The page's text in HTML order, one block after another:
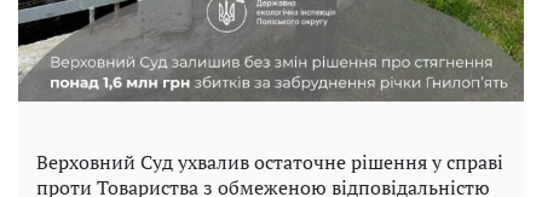
Верховний Суд ухвалив остаточне рішення у справі
проти Товариства з обмеженою відповідальністю